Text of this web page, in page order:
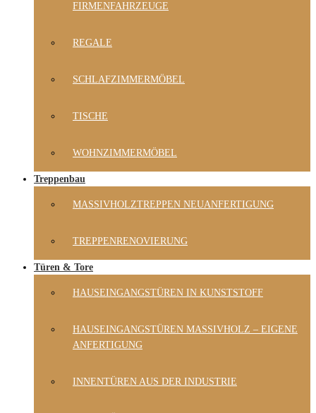
FIRMENFAHRZEUGE
REGALE
SCHLAFZIMMERMÖBEL
TISCHE
WOHNZIMMERMÖBEL
Treppenbau
MASSIVHOLZTREPPEN NEUANFERTIGUNG
TREPPENRENOVIERUNG
Türen & Tore
HAUSEINGANGSTÜREN IN KUNSTSTOFF
HAUSEINGANGSTÜREN MASSIVHOLZ – EIGENE
ANFERTIGUNG
INNENTÜREN AUS DER INDUSTRIE